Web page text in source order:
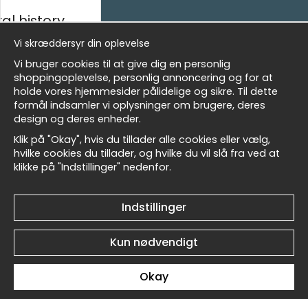
Mine favoritter
Nyhedsbrev
Få vores bedste tilbud og nyheder!
E-
mailadresse
Sende
Et harum quidem rerum facilis est et expedita
history
Vi skræddersyr din oplevelse
Vi bruger cookies til at give dig en personlig
shoppingoplevelse, personlig annoncering og for at
holde vores hjemmesider pålidelige og sikre. Til dette
formål indsamler vi oplysninger om brugere, deres
design og deres enheder.
Klik på "Okay", hvis du tillader alle cookies eller vælg,
hvilke cookies du tillader, og hvilke du vil slå fra ved at
klikke på "Indstillinger" nedenfor.
Indstillinger
Kun nødvendigt
Okay